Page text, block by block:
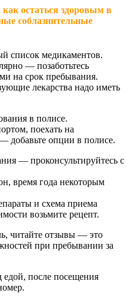
как остаться здоровым в
соблазнительные
список медикаментов.
— позаботьтесь
на срок пребывания.
лекарства надо иметь
в полисе.
поехать на
добавьте опции в полисе.
— проконсультируйтесь с
время года некоторым
и схема приема
возьмите рецепт.
читайте отзывы — это
при пребывании за
после посещения